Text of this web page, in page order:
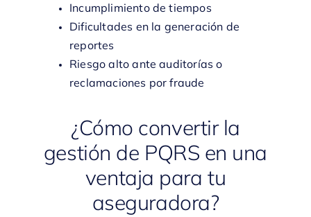
Incumplimiento de tiempos
Dificultades en la generación de
reportes
Riesgo alto ante auditorías o
reclamaciones por fraude
¿Cómo convertir la
gestión de PQRS en una
ventaja para tu
aseguradora?